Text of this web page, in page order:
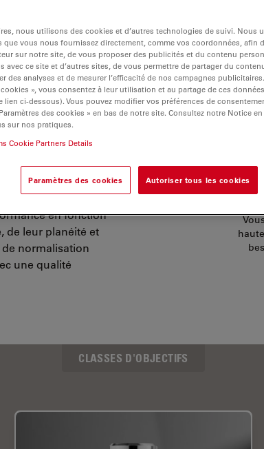
en fonction
de leur planéité et
normalisation
une qualité
CLASSES D'OBJECTIFS
nous utilisons des cookies et d’autres technologies de suivi. Nous
que vous nous fournissez directement, comme vos coordonnées, afin
sur notre site, de vous proposer des publicités et du contenu
avec ce site et d’autres sites, de vous permettre de partager du
des analyses et de mesurer l’efficacité de nos campagnes
», vous consentez à leur utilisation et au partage de ces
lien ci-dessous). Vous pouvez modifier vos préférences de
des cookies » en bas de notre site. Consultez notre Notice
sur nos pratiques.
Cookie Partners Details
Paramètres des cookies Autoriser tous les cookies